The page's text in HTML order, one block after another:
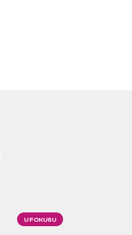
U FOKUSU